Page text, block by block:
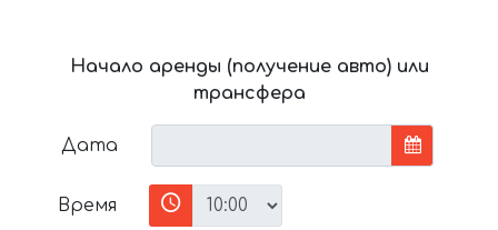
Начало аренды (получение авто) или
трансфера
Дата
Время